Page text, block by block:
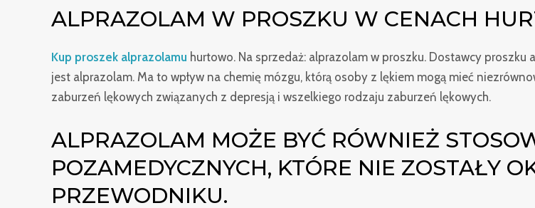
ALPRAZOLAM W PROSZKU W CENACH
Kup proszek alprazolamu hurtowo. Na sprzedaż: alprazolam w proszku. Dostawcy
jest alprazolam. Ma to wpływ na chemię mózgu, którą osoby z lękiem mogą mieć
zaburzeń lękowych związanych z depresją i wszelkiego rodzaju zaburzeń lękowych.
ALPRAZOLAM MOŻE BYĆ RÓWNIEŻ
POZAMEDYCZNYCH, KTÓRE NIE ZOSTAŁY
PRZEWODNIKU.